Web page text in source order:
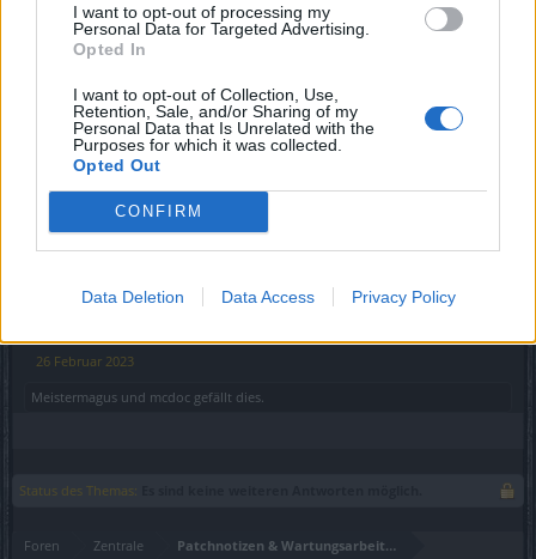
I want to opt-out of processing my
Personal Data for Targeted Advertising.
Opted In
I want to opt-out of Collection, Use,
Retention, Sale, and/or Sharing of my
Personal Data that Is Unrelated with the
Purposes for which it was collected.
Opted Out
CONFIRM
Data Deletion Data Access Privacy Policy
LIVE SYNC, Sonntag, den 26.02.2023
Zeitplan
00:00 Uhr (CEST UTC +1) - Start des Countdowns auf
allen Servern (30 Minuten)
00:30 Uhr (CEST UTC +1) - Start der Wartungsarbeiten (ca
30 Minuten)
~ 01:00 Uhr(CEST UTC +1)-
erreichbar
26 Februar 2023
Meistermagus und mcdoc gefällt dies.
Status des Themas:
Foren Zentrale Patchnotizen & Wartungsarbeiten